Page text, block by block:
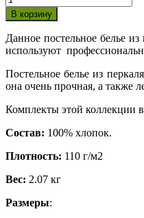
Данное постельное белье
используют
Постельное белье из
она очень прочная, а также
Комплекты этой коллекции
Состав: 100% хлопок.
Плотность: 110 г/м2
Вес: 2.07 кг
Размеры: